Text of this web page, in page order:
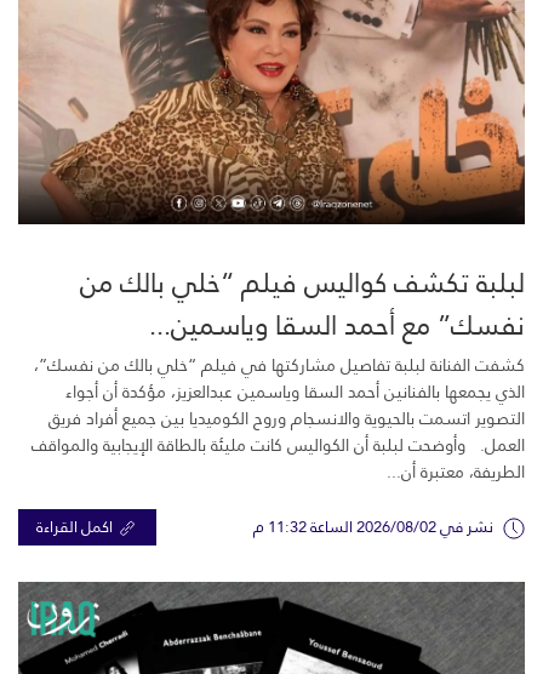
لبلبة تكشف كواليس فيلم “خلي بالك من
نفسك” مع أحمد السقا وياسمين...
كشفت الفنانة لبلبة تفاصيل مشاركتها في فيلم “خلي بالك من نفسك”،
الذي يجمعها بالفنانين أحمد السقا وياسمين عبدالعزيز، مؤكدة أن أجواء
التصوير اتسمت بالحيوية والانسجام وروح الكوميديا بين جميع أفراد فريق
العمل. وأوضحت لبلبة أن الكواليس كانت مليئة بالطاقة الإيجابية والمواقف
الطريفة، معتبرة أن...
نشر في 2026/08/02 الساعة 11:32 م اكمل القراءة